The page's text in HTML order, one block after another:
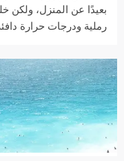
بعيدًا عن المنزل، ولكن
رملية ودرجات حرارة